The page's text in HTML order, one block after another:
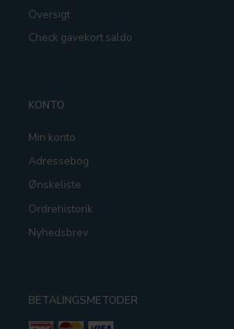
Oversigt
Check gavekort saldo
KONTO
Min konto
Adressebog
Ønskeliste
Ordrehistorik
Nyhedsbrev
BETALINGSMETODER